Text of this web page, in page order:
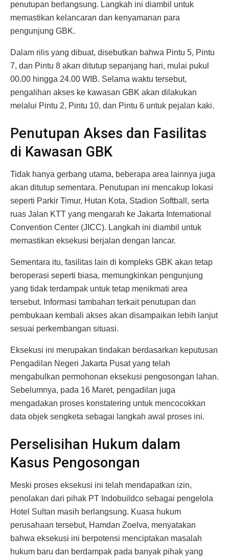
penutupan berlangsung. Langkah ini diambil untuk
memastikan kelancaran dan kenyamanan para
pengunjung GBK.
Dalam rilis yang dibuat, disebutkan bahwa Pintu 5, Pintu
7, dan Pintu 8 akan ditutup sepanjang hari, mulai pukul
00.00 hingga 24.00 WIB. Selama waktu tersebut,
pengalihan akses ke kawasan GBK akan dilakukan
melalui Pintu 2, Pintu 10, dan Pintu 6 untuk pejalan kaki.
Penutupan Akses dan Fasilitas
di Kawasan GBK
Tidak hanya gerbang utama, beberapa area lainnya juga
akan ditutup sementara. Penutupan ini mencakup lokasi
seperti Parkir Timur, Hutan Kota, Stadion Softball, serta
ruas Jalan KTT yang mengarah ke Jakarta International
Convention Center (JICC). Langkah ini diambil untuk
memastikan eksekusi berjalan dengan lancar.
Sementara itu, fasilitas lain di kompleks GBK akan tetap
beroperasi seperti biasa, memungkinkan pengunjung
yang tidak terdampak untuk tetap menikmati area
tersebut. Informasi tambahan terkait penutupan dan
pembukaan kembali akses akan disampaikan lebih lanjut
sesuai perkembangan situasi.
Eksekusi ini merupakan tindakan berdasarkan keputusan
Pengadilan Negeri Jakarta Pusat yang telah
mengabulkan permohonan eksekusi pengosongan lahan.
Sebelumnya, pada 16 Maret, pengadilan juga
mengadakan proses konstatering untuk mencocokkan
data objek sengketa sebagai langkah awal proses ini.
Perselisihan Hukum dalam
Kasus Pengosongan
Meski proses eksekusi ini telah mendapatkan izin,
penolakan dari pihak PT Indobuildco sebagai pengelola
Hotel Sultan masih berlangsung. Kuasa hukum
perusahaan tersebut, Hamdan Zoelva, menyatakan
bahwa eksekusi ini berpotensi menciptakan masalah
hukum baru dan berdampak pada banyak pihak yang